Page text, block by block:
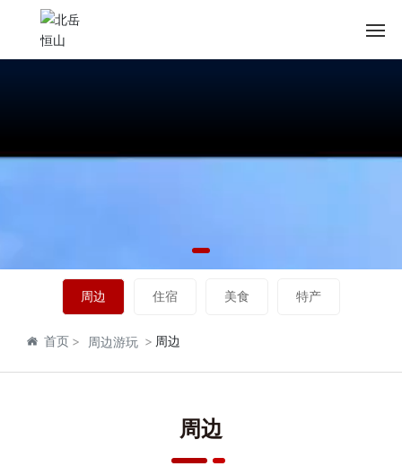
旅游指南
预订中心
周边 住宿 美食 特产
首页 周边游玩 周边
周边